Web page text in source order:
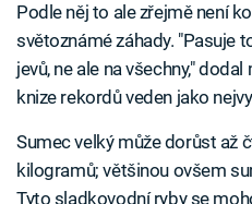
Podle něj to ale zřejmě není
světoznámé záhady. "Pasuje
jevů, ne ale na všechny,"
knize rekordů veden jako
Sumec velký může dorůst až
kilogramů; většinou ovšem
Tyto sladkovodní ryby se